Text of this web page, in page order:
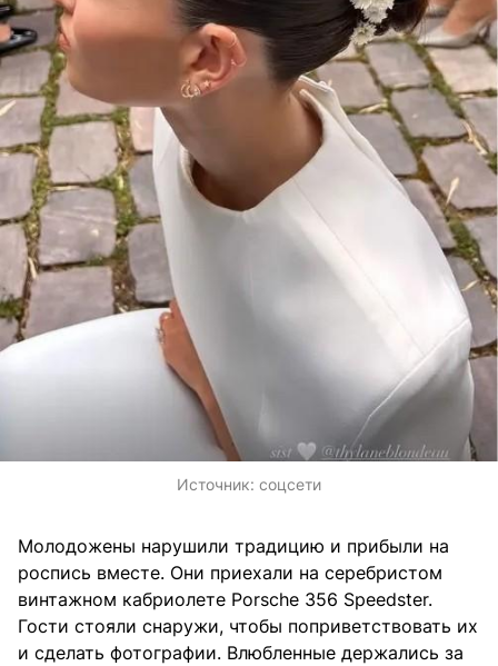
Источник: соцсети
Молодожены нарушили традицию и прибыли на
роспись вместе. Они приехали на серебристом
винтажном кабриолете Porsche 356 Speedster.
Гости стояли снаружи, чтобы поприветствовать их
и сделать фотографии. Влюбленные держались за